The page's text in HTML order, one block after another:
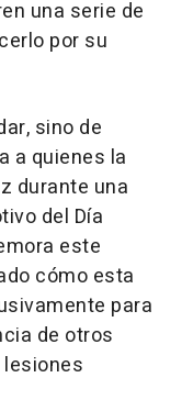
una serie de
por su
sino de
a quienes la
durante una
del Día
este
cómo esta
para
de otros